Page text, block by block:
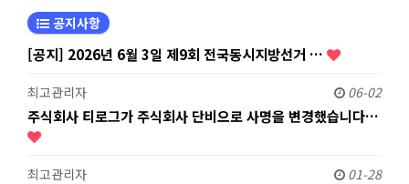
공지사항
[공지] 2026년 6월 3일 제9회 전국동시지방선거 …
최고관리자 06-02
주식회사 티로그가 주식회사 단비으로 사명을 변경했습니다…
최고관리자 01-28